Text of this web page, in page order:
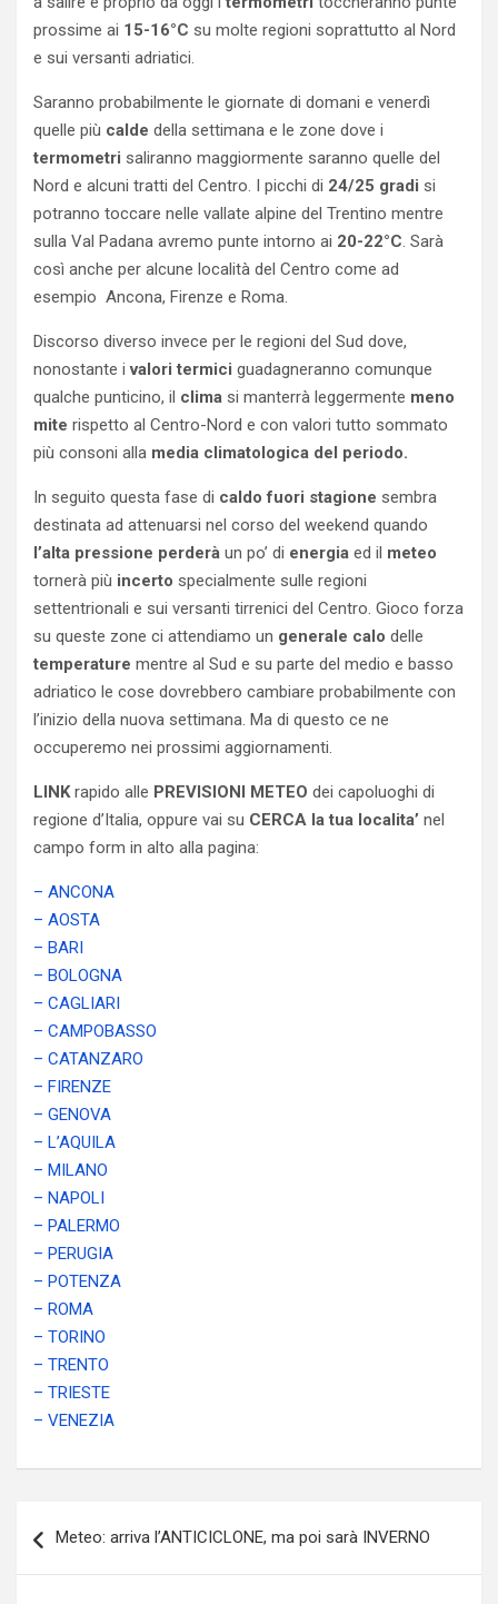
prossime ai 15-16°C su molte regioni soprattutto al Nord
e sui versanti adriatici.
Saranno probabilmente le giornate di domani e venerdì
quelle più calde della settimana e le zone dove i
termometri saliranno maggiormente saranno quelle del
Nord e alcuni tratti del Centro. I picchi di 24/25 gradi si
potranno toccare nelle vallate alpine del Trentino mentre
sulla Val Padana avremo punte intorno ai 20-22°C. Sarà
così anche per alcune località del Centro come ad
esempio Ancona, Firenze e Roma.
Discorso diverso invece per le regioni del Sud dove,
nonostante ivalori termici guadagneranno comunque
qualche punticino, il clima si manterrà leggermente meno
mite rispetto al Centro-Nord e con valori tutto sommato
più consoni alla media climatologica del periodo.
In seguito questa fase di caldo fuori stagione sembra
destinata ad attenuarsi nel corso del weekend quando
l’alta pressione perderà un po’ di energia ed il meteo
tornerà più incerto specialmente sulle regioni
settentrionali e sui versanti tirrenici del Centro. Gioco forza
su queste zone ci attendiamo un generale calo delle
temperature mentre al Sud e su parte del medio e basso
adriatico le cose dovrebbero cambiare probabilmente con
l’inizio della nuova settimana. Ma di questo ce ne
occuperemo nei prossimi aggiornamenti.
LINKrapido alle PREVISIONI METEO dei capoluoghi di
regione d’Italia, oppure vai su CERCA la tua localita’ nel
campo form in alto alla pagina:
– ANCONA
– AOSTA
– BARI
– BOLOGNA
– CAGLIARI
– CAMPOBASSO
– CATANZARO
– FIRENZE
– GENOVA
– L’AQUILA
– MILANO
– NAPOLI
– PALERMO
– PERUGIA
– POTENZA
– ROMA
– TORINO
– TRENTO
– TRIESTE
– VENEZIA
articoli
Meteo: arriva l’ANTICICLONE, ma poi sarà INVERNO